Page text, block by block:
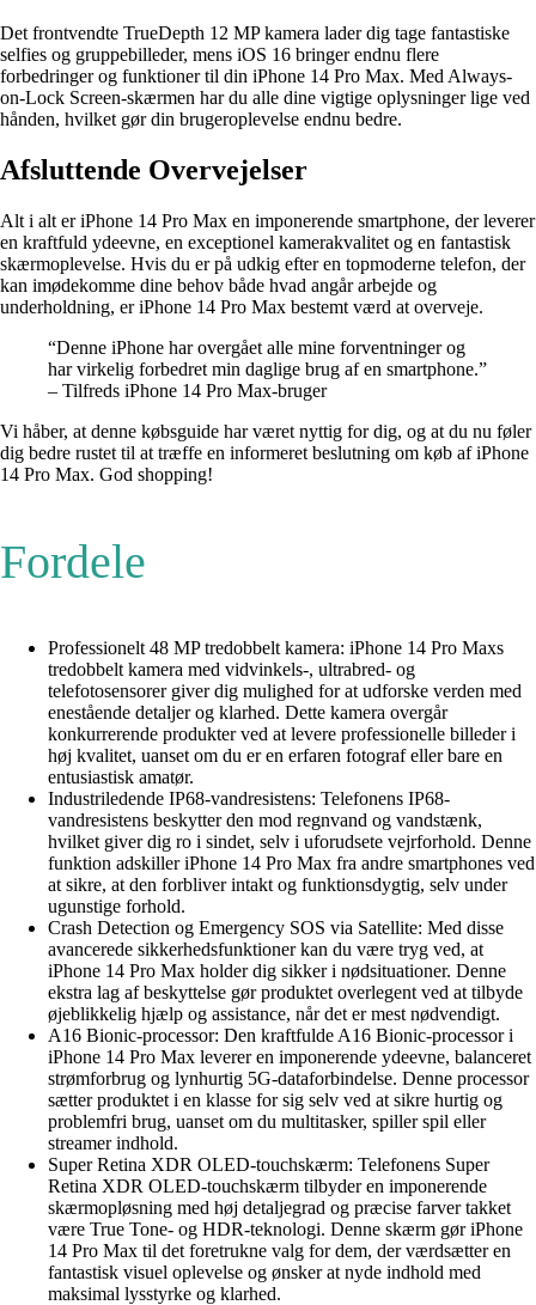
Det frontvendte TrueDepth 12 MP kamera lader dig tage fantastiske
selfies og gruppebilleder, mens iOS 16 bringer endnu flere
forbedringer og funktioner til din iPhone 14 Pro Max. Med Always-
on-Lock Screen-skærmen har du alle dine vigtige oplysninger lige ved
hånden, hvilket gør din brugeroplevelse endnu bedre.
Afsluttende Overvejelser
Alt i alt er iPhone 14 Pro Max en imponerende smartphone, der leverer
en kraftfuld ydeevne, en exceptionel kamerakvalitet og en fantastisk
skærmoplevelse. Hvis du er på udkig efter en topmoderne telefon, der
kan imødekomme dine behov både hvad angår arbejde og
underholdning, er iPhone 14 Pro Max bestemt værd at overveje.
“Denne iPhone har overgået alle mine forventninger og
har virkelig forbedret min daglige brug af en smartphone.”
– Tilfreds iPhone 14 Pro Max-bruger
Vi håber, at denne købsguide har været nyttig for dig, og at du nu føler
dig bedre rustet til at træffe en informeret beslutning om køb af iPhone
14 Pro Max. God shopping!
Fordele
Professionelt 48 MP tredobbelt kamera: iPhone 14 Pro Maxs
tredobbelt kamera med vidvinkels-, ultrabred- og
telefotosensorer giver dig mulighed for at udforske verden med
enestående detaljer og klarhed. Dette kamera overgår
konkurrerende produkter ved at levere professionelle billeder i
høj kvalitet, uanset om du er en erfaren fotograf eller bare en
entusiastisk amatør.
Industriledende IP68-vandresistens: Telefonens IP68-
vandresistens beskytter den mod regnvand og vandstænk,
hvilket giver dig ro i sindet, selv i uforudsete vejrforhold. Denne
funktion adskiller iPhone 14 Pro Max fra andre smartphones ved
at sikre, at den forbliver intakt og funktionsdygtig, selv under
ugunstige forhold.
Crash Detection og Emergency SOS via Satellite: Med disse
avancerede sikkerhedsfunktioner kan du være tryg ved, at
iPhone 14 Pro Max holder dig sikker i nødsituationer. Denne
ekstra lag af beskyttelse gør produktet overlegent ved at tilbyde
øjeblikkelig hjælp og assistance, når det er mest nødvendigt.
A16 Bionic-processor: Den kraftfulde A16 Bionic-processor i
iPhone 14 Pro Max leverer en imponerende ydeevne, balanceret
strømforbrug og lynhurtig 5G-dataforbindelse. Denne processor
sætter produktet i en klasse for sig selv ved at sikre hurtig og
problemfri brug, uanset om du multitasker, spiller spil eller
streamer indhold.
Super Retina XDR OLED-touchskærm: Telefonens Super
Retina XDR OLED-touchskærm tilbyder en imponerende
skærmopløsning med høj detaljegrad og præcise farver takket
være True Tone- og HDR-teknologi. Denne skærm gør iPhone
14 Pro Max til det foretrukne valg for dem, der værdsætter en
fantastisk visuel oplevelse og ønsker at nyde indhold med
maksimal lysstyrke og klarhed.